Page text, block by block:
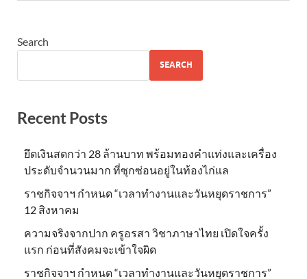
Search
SEARCH
Recent Posts
ยึดเงินสดกว่า 28 ล้านบาท พร้อมทองคำแท่งและเครื่อง
ประดับจำนวนมาก ที่ซุกซ่อนอยู่ในท้องไก่แล
ราชกิจจาฯ กำหนด “เวลาทำงานและวันหยุดราชการ”
12 สิงหาคม
ความจริงจากปาก ครูอรสา วิชาภาษาไทย เปิดใจครั้ง
แรก ก่อนที่สังคมจะเข้าใจผิด
ราชกิจจาฯ กำหนด “เวลาทำงานและวันหยุดราชการ”